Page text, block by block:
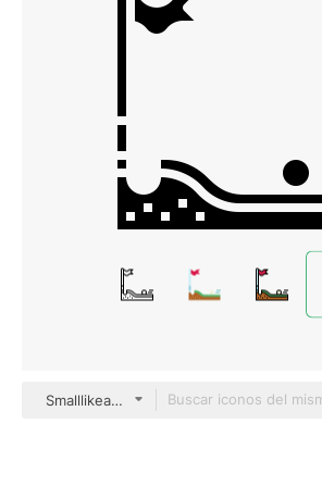
Smalllikeart Fill